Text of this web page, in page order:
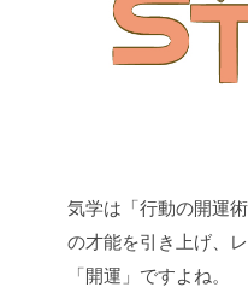
気学は「行動の開運
の才能を引き上げ、
「開運」ですよね。